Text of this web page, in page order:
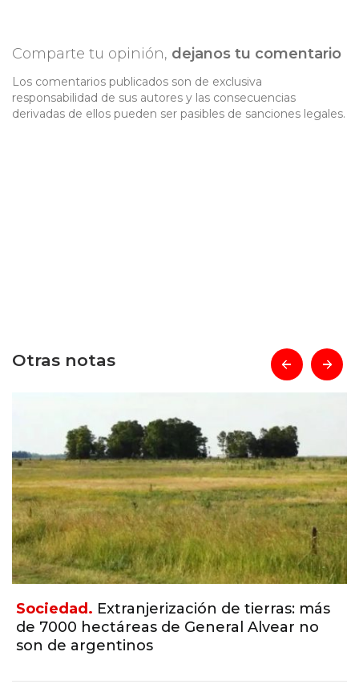
Comparte tu opinión, dejanos tu comentario
Los comentarios publicados son de exclusiva
responsabilidad de sus autores y las consecuencias
derivadas de ellos pueden ser pasibles de sanciones legales.
Otras notas
Sociedad. Extranjerización de tierras: más
de 7000 hectáreas de General Alvear no
son de argentinos
prev next